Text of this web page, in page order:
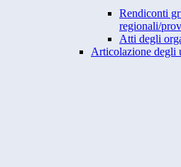
Rendiconti
regionali/
Atti degli
Articolazione degli